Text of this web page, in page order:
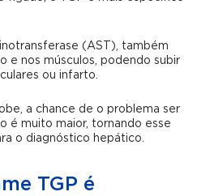
(AST), também
e nos músculos, podendo subir
ou infarto.
a chance de o problema ser
é muito maior, tornando esse
o diagnóstico hepático.
TGP é